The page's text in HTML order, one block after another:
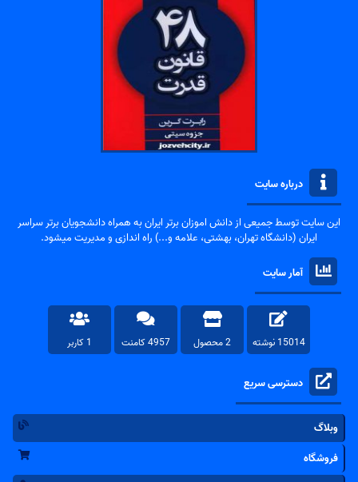
درباره سایت
این سایت توسط جمیعی از دانش اموزان برتر ایران به همراه دانشجویان برتر سراسر
ایران (دانشگاه تهران، بهشتی، علامه و...) راه اندازی و مدیریت میشود.
آمار سایت
15014 نوشته 2 محصول 4957 کامنت 1 کاربر
دسترسی سریع
وبلاگ
فروشگاه